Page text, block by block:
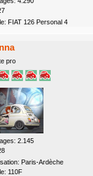
FIAT 126 Personal 4
pro
2.145
Paris-Ardèche
110F